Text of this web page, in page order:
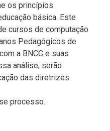
os princípios
básica. Este
cursos de computação
Pedagógicos de
a BNCC e suas
análise, serão
das diretrizes
processo.